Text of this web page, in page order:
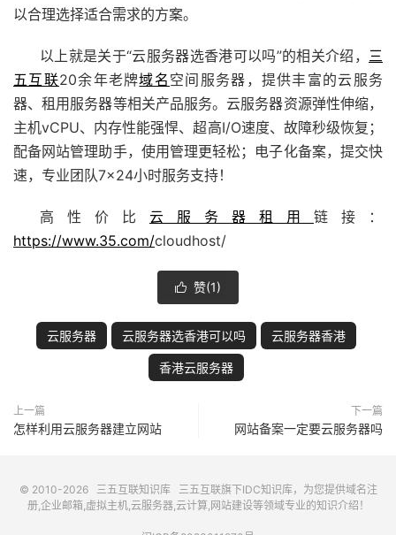
以合理选择适合需求的方案。
以上就是关于“云服务器选香港可以吗”的相关介绍， 三
五互联20余年老牌域名 空间服务器，提供丰富的云服务
器、租用服务器等相关产品服务。云服务器资源弹性伸缩，
主机vCPU、内存性能强悍、超高I/O速度、故障秒级恢复；
配备网站管理助手，使用管理更轻松；电子化备案，提交快
速，专业团队7×24小时服务支持！
高性价比 云服务器租用 链接：
https://www.35.com/cloudhost/
 赞(1)
云服务器 云服务器选香港可以吗 云服务器香港
香港云服务器
上一篇
怎样利用云服务器建立网站
下一篇
网站备案一定要云服务器吗
© 2010-2026 三五互联知识库 三五互联旗下IDC知识库，为您提供域名注
册,企业邮箱,虚拟主机,云服务器,云计算,网站建设等领域专业的知识介绍！